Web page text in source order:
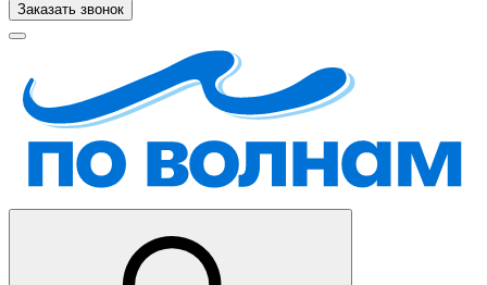
Заказать звонок